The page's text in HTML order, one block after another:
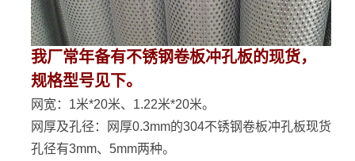
我厂常年备有不锈钢卷板冲孔板的现货，
规格型号见下。
网宽：1米*20米、1.22米*20米。
网厚及孔径：网厚0.3mm的304不锈钢卷板冲孔板现货
孔径有3mm、5mm两种。